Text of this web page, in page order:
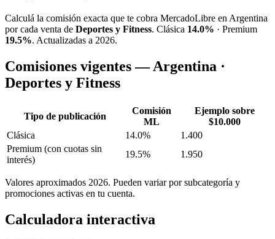
Calculá la comisión exacta que te cobra MercadoLibre en Argentina
por cada venta de Deportes y Fitness. Clásica 14.0% · Premium
19.5%. Actualizadas a 2026.
Comisiones vigentes — Argentina ·
Deportes y Fitness
Tipo de publicación
Comisión
ML
Ejemplo sobre
$10.000
Clásica
14.0%
1.400
Premium (con cuotas sin
interés)
19.5% 1.950
Valores aproximados 2026. Pueden variar por subcategoría y
promociones activas en tu cuenta.
Calculadora interactiva